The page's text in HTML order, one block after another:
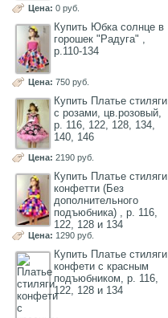
Цена: 0 руб.
Купить Юбка солнце в
горошек "Радуга" ,
р.110-134
Цена: 750 руб.
Купить Платье стиляги
с розами, цв.розовый,
р. 116, 122, 128, 134,
140, 146
Цена: 2190 руб.
Купить Платье стиляги
конфетти (Без
дополнительного
подъюбника) , р. 116,
122, 128 и 134
Цена: 1290 руб.
Купить Платье стиляги
конфети с красным
подъюбником, р. 116,
122, 128 и 134